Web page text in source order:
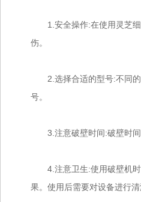
1.安全操作:在使用灵芝细
伤。
2.选择合适的型号:不同的
号。
3.注意破壁时间:破壁时间
4.注意卫生:使用破壁机时
果。使用后需要对设备进行清